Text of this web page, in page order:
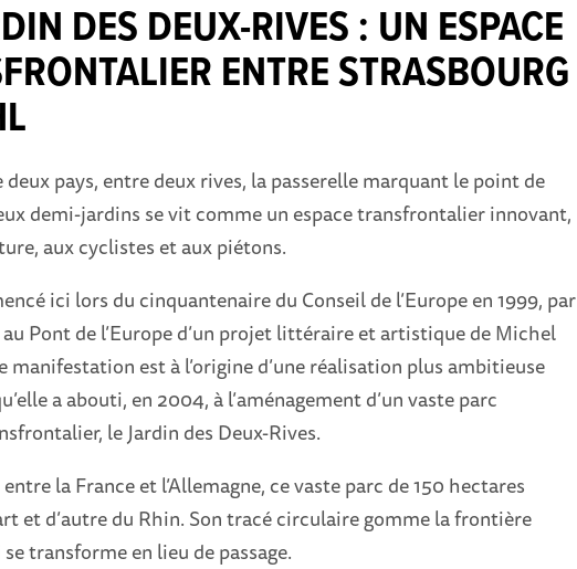
DES DEUX-RIVES : UN ESPACE
ENTRE STRASBOURG
deux pays, entre deux rives, la passerelle marquant le point de
demi-jardins se vit comme un espace transfrontalier innovant,
aux cyclistes et aux piétons.
ici lors du cinquantenaire du Conseil de l’Europe en 1999, par
Pont de l’Europe d’un projet littéraire et artistique de Michel
manifestation est à l’origine d’une réalisation plus ambitieuse
a abouti, en 2004, à l’aménagement d’un vaste parc
le Jardin des Deux-Rives.
la France et l’Allemagne, ce vaste parc de 150 hectares
et d’autre du Rhin. Son tracé circulaire gomme la frontière
transforme en lieu de passage.